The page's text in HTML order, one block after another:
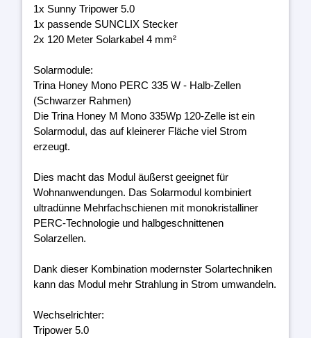
1x Sunny Tripower 5.0
1x passende SUNCLIX Stecker
2x 120 Meter Solarkabel 4 mm²
Solarmodule:
Trina Honey Mono PERC 335 W - Halb-Zellen
(Schwarzer Rahmen)
Die Trina Honey M Mono 335Wp 120-Zelle ist ein
Solarmodul, das auf kleinerer Fläche viel Strom
erzeugt.
Dies macht das Modul äußerst geeignet für
Wohnanwendungen. Das Solarmodul kombiniert
ultradünne Mehrfachschienen mit monokristalliner
PERC-Technologie und halbgeschnittenen
Solarzellen.
Dank dieser Kombination modernster Solartechniken
kann das Modul mehr Strahlung in Strom umwandeln.
Wechselrichter:
Tripower 5.0